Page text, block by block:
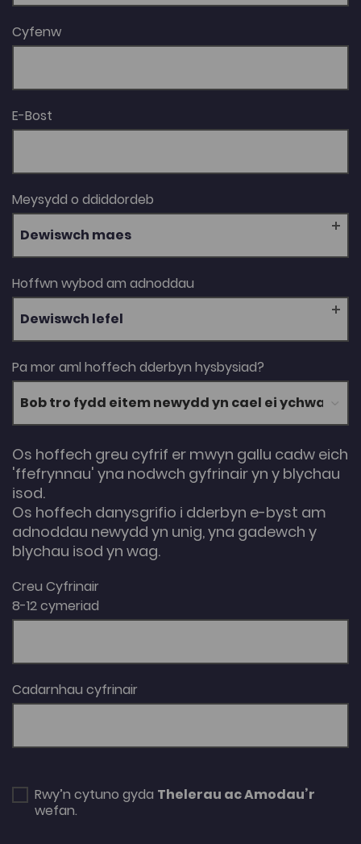
Cyfenw
E-Bost
Meysydd o ddiddordeb
Dewiswch maes
Hoffwn wybod am adnoddau
Dewiswch lefel
Pa mor aml hoffech dderbyn hysbysiad?
Os hoffech greu cyfrif er mwyn gallu cadw eich
'ffefrynnau' yna nodwch gyfrinair yn y blychau
isod.
Os hoffech danysgrifio i dderbyn e-byst am
adnoddau newydd yn unig, yna gadewch y
blychau isod yn wag.
Creu Cyfrinair
8-12 cymeriad
Cadarnhau cyfrinair
Rwy’n cytuno gyda Thelerau ac Amodau’r
wefan.